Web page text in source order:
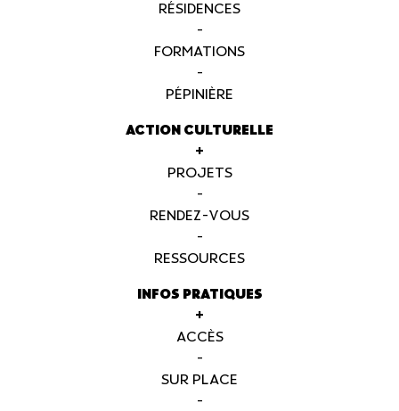
RÉSIDENCES
-
FORMATIONS
-
PÉPINIÈRE
ACTION CULTURELLE
+
PROJETS
-
RENDEZ-VOUS
-
RESSOURCES
INFOS PRATIQUES
+
ACCÈS
-
SUR PLACE
-